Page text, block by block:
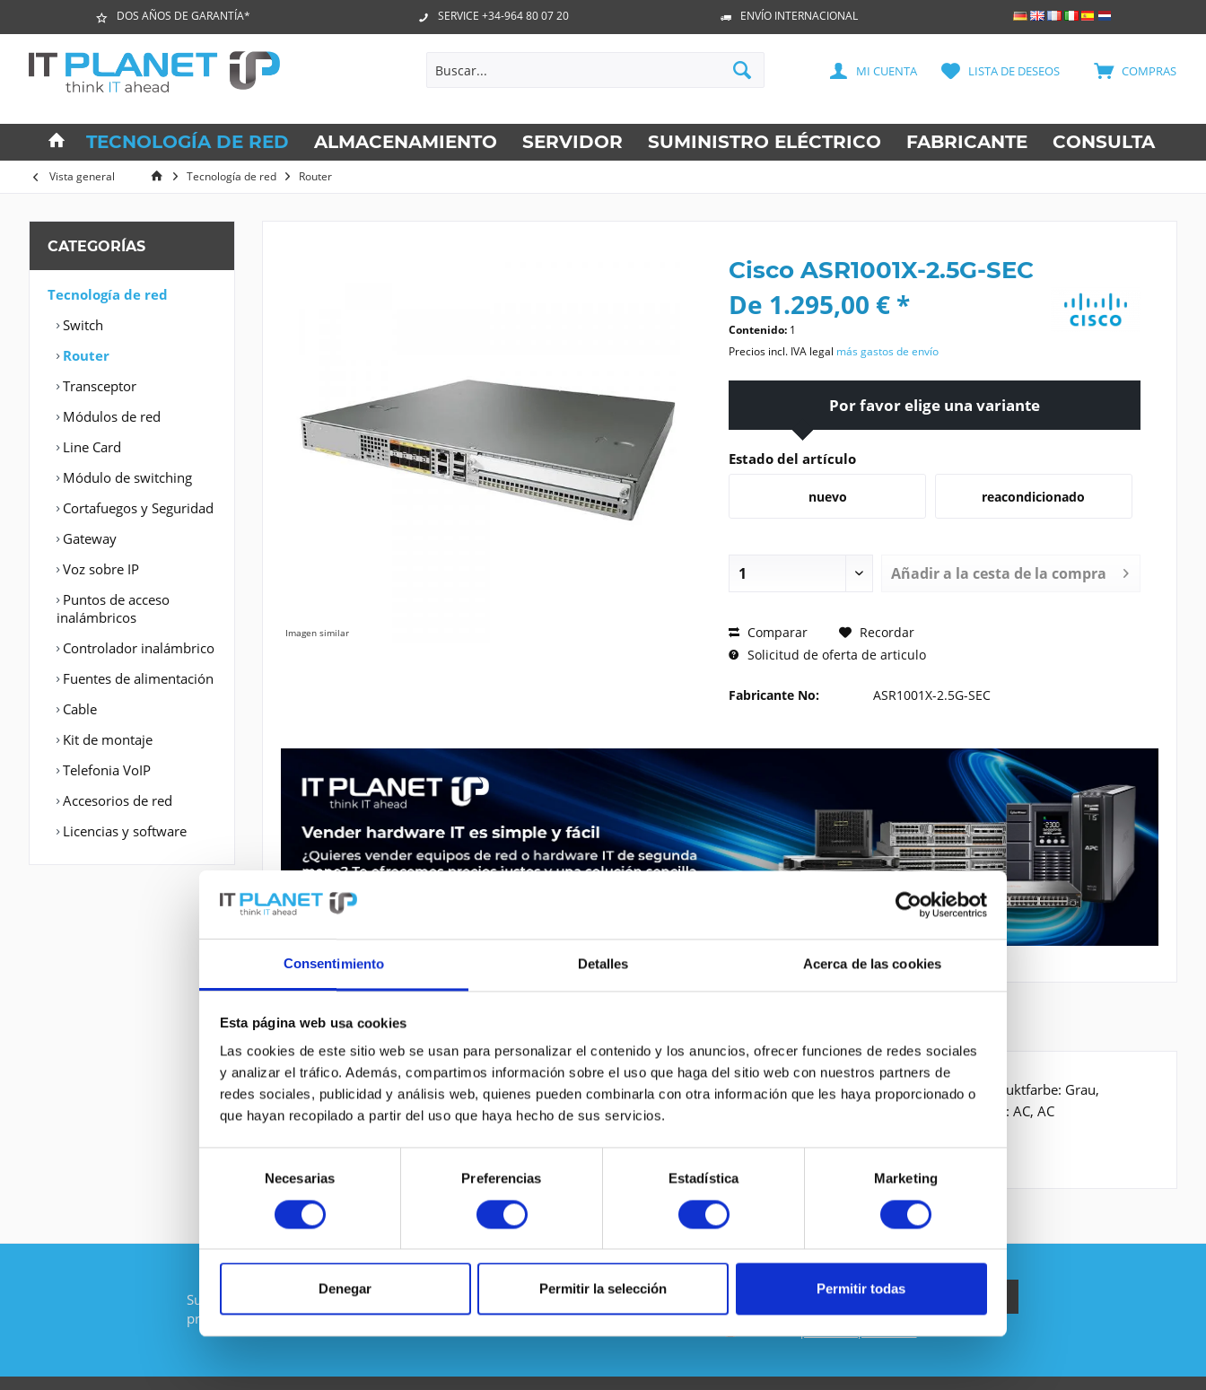
Consentimiento Detalles Acerca de las cookies
Esta página web usa cookies
Las cookies de este sitio web se usan para personalizar el contenido y los anuncios, ofrecer funciones de redes sociales
y analizar el tráfico. Además, compartimos información sobre el uso que haga del sitio web con nuestros partners de
redes sociales, publicidad y análisis web, quienes pueden combinarla con otra información que les haya proporcionado o
que hayan recopilado a partir del uso que haya hecho de sus servicios.
consentimiento
Necesarias Preferencias Estadística Marketing
Denegar Permitir la selección Permitir todas
DOS AÑOS DE GARANTÍA* SERVICE +34-964 80 07 20 ENVÍO INTERNACIONAL
COMPRAS
LISTA DE DESEOS
MI CUENTA
TECNOLOGÍA DE RED ALMACENAMIENTO SERVIDOR SUMINISTRO ELÉCTRICO FABRICANTE CONSULTA
Vista general Tecnología de red Router
CATEGORÍAS
Tecnología de red
Switch
Router
Transceptor
Módulos de red
Line Card
Módulo de switching
Cortafuegos y Seguridad
Gateway
Voz sobre IP
Puntos de acceso
inalámbricos
Controlador inalámbrico
Fuentes de alimentación
Cable
Kit de montaje
Telefonia VoIP
Accesorios de red
Licencias y software
Imagen similar
Cisco ASR1001X-2.5G-SEC
De 1.295,00 € *
Contenido: 1
Precios incl. IVA legal más gastos de envío
Por favor elige una variante
Estado del artículo
nuevo reacondicionado
Añadir a la cesta de la compra
SOLICITE UN PRECIO
He leído laPolítica de Privacidadentender y estar de
Comparar
Recordar
Solicitud de oferta de articulo
Fabricante No: ASR1001X-2.5G-SEC
DESCRIPCIÓN LEASING
ASR1001X-2.5G-SEC | Cisco ASR 1001-X. WAN Port: Ethernet (RJ-45). Unterstützte Sicherheitsalgorithmen: AES. Produktfarbe: Grau,
Formfaktor: 1U. Flash-Speicher: 1024 MB, RAM-Speicher: 8192 MB. Stromverbrauch (typisch): 250 W, Energiequelle: AC, AC
Suscríbase al boletín gratuito y no se pierda ninguna noticia o
promoción de IT-Planet.
He leído lapolítica de privacidad.